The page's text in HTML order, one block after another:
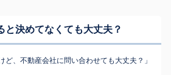
と決めてなくても大丈夫？
ど、不動産会社に問い合わせても大丈夫？」